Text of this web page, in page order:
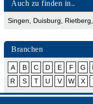
Auch zu finden in..
Singen Duisburg Rietberg
Branchen
A B C D E F G
R
S T U V W X